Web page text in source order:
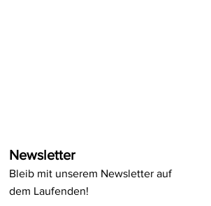
Newsletter
Bleib mit unserem Newsletter auf
dem Laufenden!